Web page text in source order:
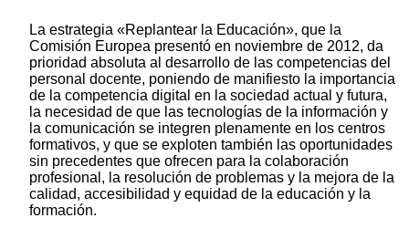
La estrategia «Replantear la Educación», que la
Comisión Europea presentó en noviembre de 2012, da
prioridad absoluta al desarrollo de las competencias del
personal docente, poniendo de manifiesto la importancia
de la competencia digital en la sociedad actual y futura,
la necesidad de que las tecnologías de la información y
la comunicación se integren plenamente en los centros
formativos, y que se exploten también las oportunidades
sin precedentes que ofrecen para la colaboración
profesional, la resolución de problemas y la mejora de la
calidad, accesibilidad y equidad de la educación y la
formación.